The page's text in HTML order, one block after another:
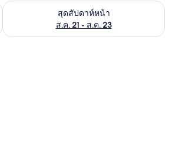
ส.ค. 14 - ส.ค. 16สุดสัปดาห์หน้า
ส.ค. 21 - ส.ค. 23
ตรวจสอบจำนวนห้องพักว่างในสุดสัปดาห์